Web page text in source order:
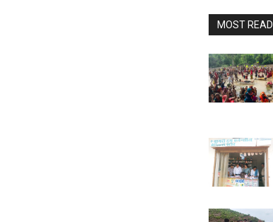
MOST READ